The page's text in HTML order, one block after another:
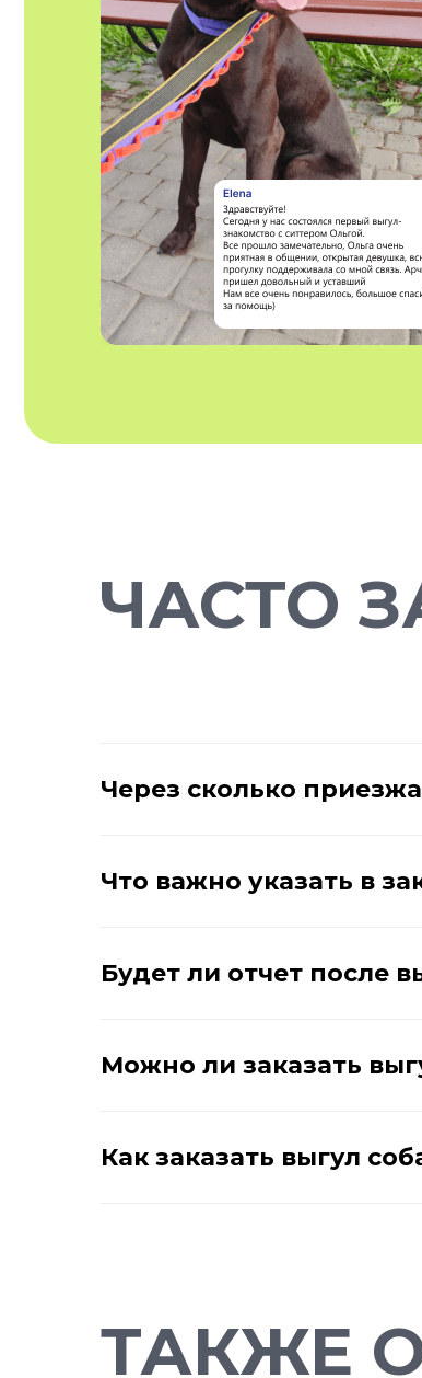
ЧАСТО
Через сколько
Что важно указать в
Будет ли отчет после
Можно ли заказать
Как заказать выгул
ТАКЖЕ